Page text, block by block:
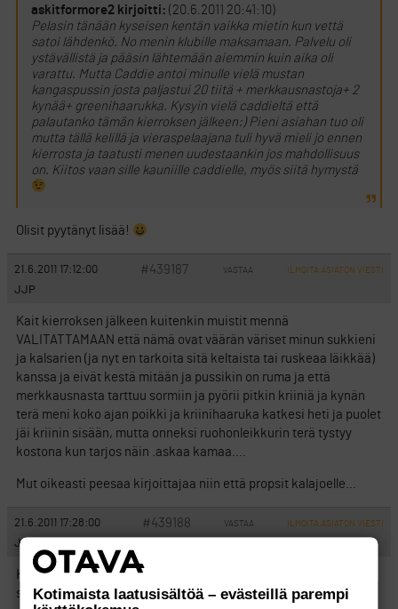
askitformore2 kirjoitti: (20.6.2011 20:41:10)
Pelasin tänään kyseisen kentän vaikka mietin kun vettä
satoi lähdenkö. No menin klubille maksamaan. Palvelu oli
ystävällistä ja pääsin lähtemään aiemmin kuin aika oli
varattu. Mutta Caddie antoi minulle vielä mustan
kangaspussin josta paljastui 20 tiitä + merkkausnastoja+ 2
kynää+ greenihaarukka. Kysyin vielä caddieltä että
palautanko tämän kierroksen jälkeen:) Pieni asiahan tuo oli
mutta tällä kelillä ja vieraspelaajana tuli hyvä mieli jo ennen
kierrosta ja taatusti menen uudestaankin jos mahdollisuus
on. Kiitos vaan sille kauniille caddielle, myös siitä hymystä
Olisit pyytänyt lisää!
21.6.2011 17:12:00 #439187 VASTAA ILMOITA ASIATON VIESTI
JJP
Kait kierroksen jälkeen kuitenkin muistit mennä
VALITATTAMAAN että nämä ovat väärän väriset minun sukkieni
ja kalsarien (ja nyt en tarkoita sitä keltaista tai ruskeaa läikkää)
kanssa ja eivät kestä mitään ja pussikin on ruma ja että
merkkausnasta tarttuu sormiin ja pyörii pitkin kriiniä ja kynän
terä meni koko ajan poikki ja kriinihaaruka katkesi heti ja puolet
jäi kriinin sisään, mutta onneksi ruohonleikkurin terä tystyy
kostona kun tarjos näin .askaa kamaa….
Mut oikeasti peesaa kirjoittajaa niin että propsit kalajoelle…
21.6.2011 17:28:00 #439188 VASTAA ILMOITA ASIATON VIESTI
Jamasa
Kalis on kiva kenttä muutenkin. Tänä vuonna mentävä taas
sinne pelaamaan.
Kotimaista laatusisältöä – evästeillä parempi